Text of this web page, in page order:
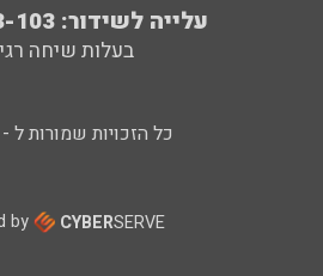
עלייה לשידור: 0552-103-103
בעלות שיחה
כל הזכויות שמורות ל - 103FM
by CYBERSERVE